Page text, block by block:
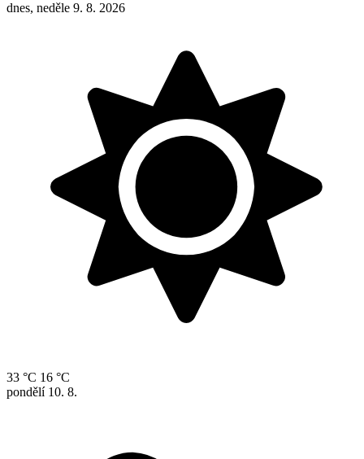
dnes, neděle 9. 8. 2026
33 °C 16 °C
pondělí 10. 8.